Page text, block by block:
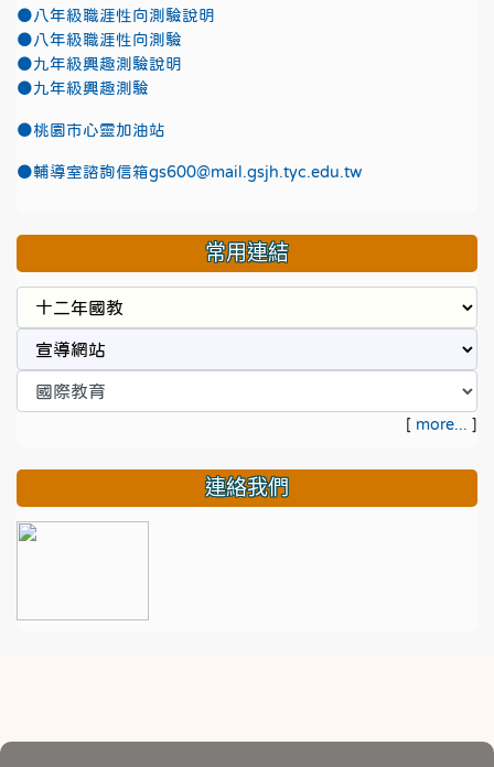
●八年級職涯性向測驗說明
●八年級職涯性向測驗
●九年級興趣測驗說明
●九年級興趣測驗
●桃園市心靈加油站
●輔導室諮詢信箱gs600@mail.gsjh.tyc.edu.tw
常用連結
[ more... ]
連絡我們